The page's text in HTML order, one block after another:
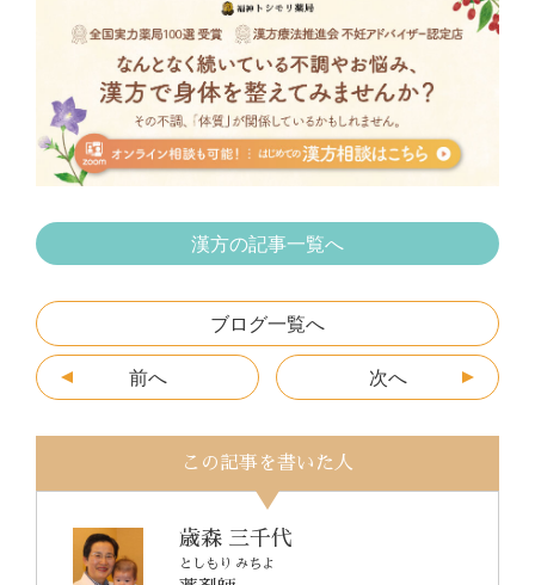
b
o
o
k
a
e
n
g
er
漢方の記事一覧へ
ブログ一覧へ
前へ 次へ
この記事を書いた人
歳森 三千代
としもり みちよ